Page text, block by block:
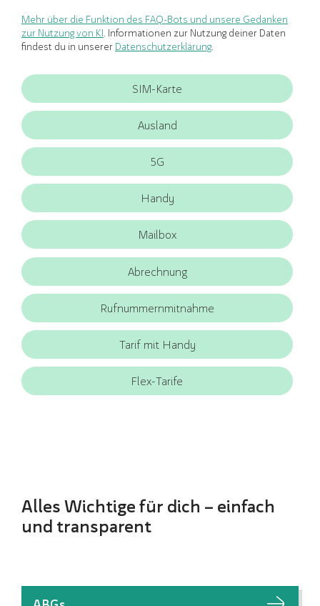
Mehr über die Funktion des FAQ-Bots und unsere Gedanken
zur Nutzung von KI . Informationen zur Nutzung deiner Daten
findest du in unserer Datenschutzerklärung
Schnellauswahl an Filtern für FAQ
SIM-Karte
Ausland
5G
Handy
Mailbox
Abrechnung
Rufnummernmitnahme
Tarif mit Handy
Flex-Tarife
Alles Wichtige für dich – einfach
und transparent